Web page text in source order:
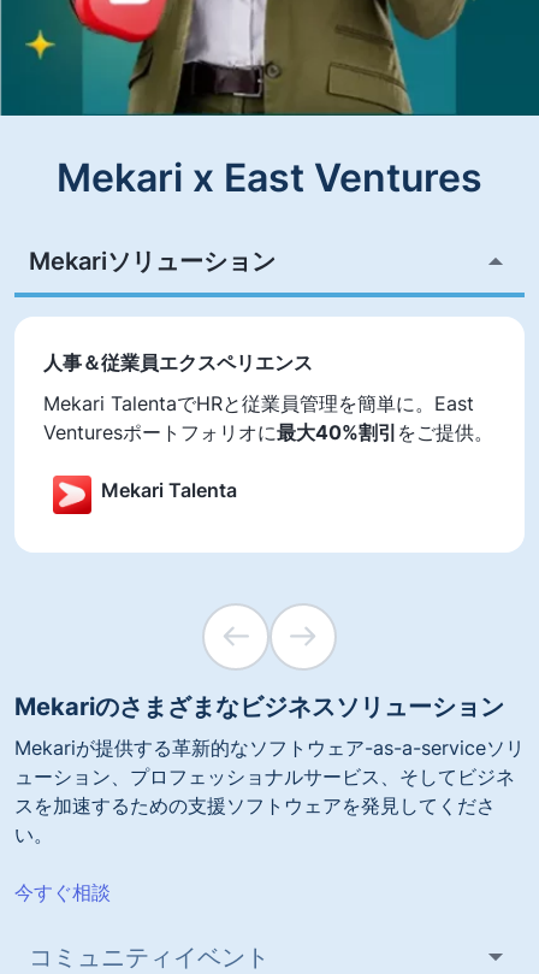
Mekari x East Ventures
Mekariソリューション
人事＆従業員エクスペリエンス
Mekari TalentaでHRと従業員管理を簡単に。East
Venturesポートフォリオに最大40%割引 をご提供。
Mekari Talenta
Mekariのさまざまなビジネスソリューション
Mekariが提供する革新的なソフトウェア-as-a-serviceソリ
ューション、プロフェッショナルサービス、そしてビジネ
スを加速するための支援ソフトウェアを発見してくださ
い。
今すぐ相談
コミュニティイベント